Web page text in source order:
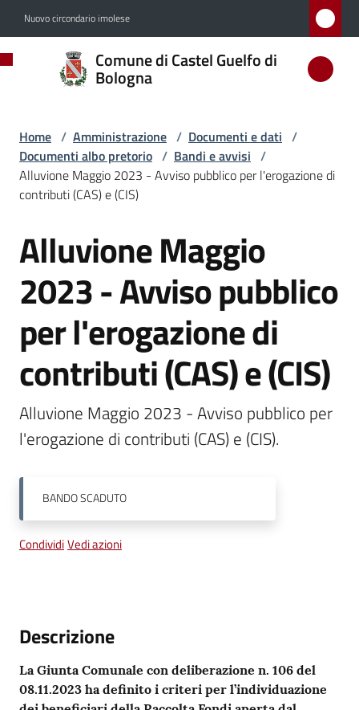
Nuovo circondario imolese
Comune di Castel Guelfo di
Bologna
Comune
di
Guelfo
di
Bologna
Amministrazione
Menu selezionato
Novità
Servizi
Castel
Guelfo
Servizi
argomenti...
Home / Amministrazione / Documenti e dati /
Documenti albo pretorio / Bandi e avvisi /
Alluvione Maggio 2023 - Avviso pubblico per l'erogazione di
contributi (CAS) e (CIS)
Salta al contenuto
Alluvione Maggio
2023 - Avviso pubblico
per l'erogazione di
contributi (CAS) e (CIS)
Alluvione Maggio 2023 - Avviso pubblico per
l'erogazione di contributi (CAS) e (CIS).
BANDOSCADUTO
CondividiVedi azioni
Descrizione
La Giunta Comunale con deliberazione n. 106 del
08.11.2023 ha definito i criteri per l’individuazione